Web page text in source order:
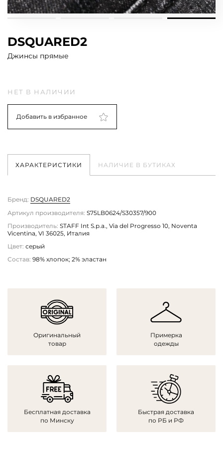
DSQUARED2
Джинсы прямые
НЕТ В НАЛИЧИИ
Добавить в избранное
ХАРАКТЕРИСТИКИ НАЛИЧИЕ В БУТИКАХ
Бренд: DSQUARED2
Артикул производителя: S75LB0624/S30357/900
Производитель: STAFF Int S.p.a., Via del Progresso 10, Noventa
Vicentina, VI 36025, Италия
Цвет: серый
Состав: 98% хлопок; 2% эластан
Оригинальный
товар
Примерка
одежды
Бесплатная доставка
по Минску
Быстрая доставка
по РБ и РФ